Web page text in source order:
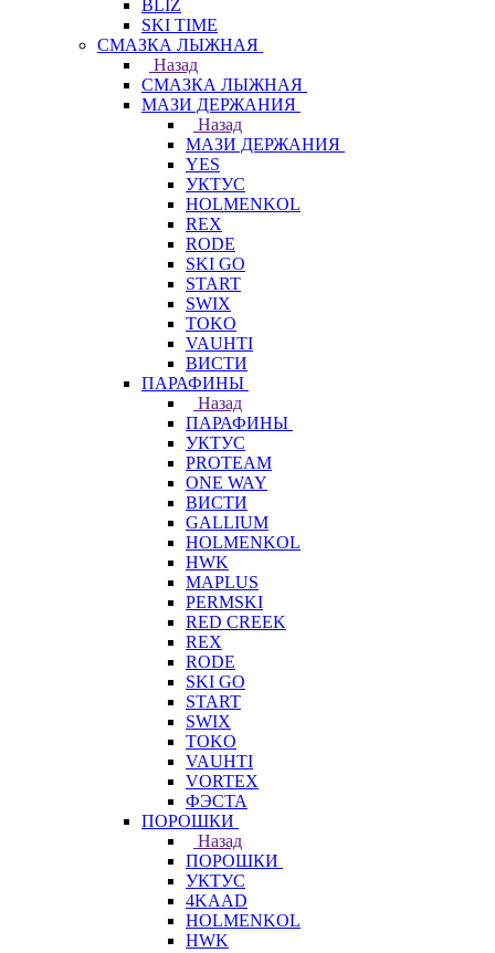
BLIZ
SKI TIME
СМАЗКА ЛЫЖНАЯ
Назад
СМАЗКА ЛЫЖНАЯ
МАЗИ ДЕРЖАНИЯ
Назад
МАЗИ ДЕРЖАНИЯ
YES
УКТУС
HOLMENKOL
REX
RODE
SKI GO
START
SWIX
TOKO
VAUHTI
ВИСТИ
ПАРАФИНЫ
Назад
ПАРАФИНЫ
УКТУС
PROTEAM
ONE WAY
ВИСТИ
GALLIUM
HOLMENKOL
HWK
MAPLUS
PERMSKI
RED CREEK
REX
RODE
SKI GO
START
SWIX
TOKO
VAUHTI
VORTEX
ФЭСТА
ПОРОШКИ
Назад
ПОРОШКИ
УКТУС
4KAAD
HOLMENKOL
HWK